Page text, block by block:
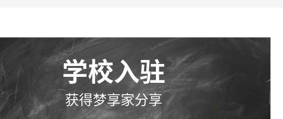
学校入驻
获得梦享家分享